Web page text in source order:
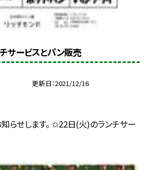
サービスとパン販売
更新日 2021/12/16
らせします。 ✩22日(火)のランチサー